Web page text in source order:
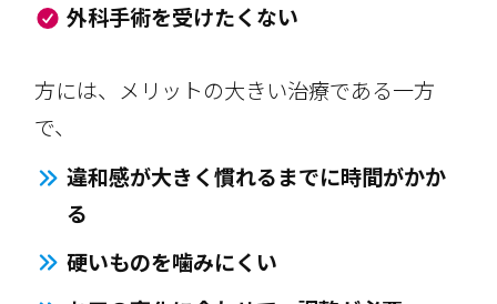
外科手術を受けたくない
方には、メリットの大きい治療である一方
で、
違和感が大きく慣れるまでに時間がかか
る
硬いものを噛みにくい